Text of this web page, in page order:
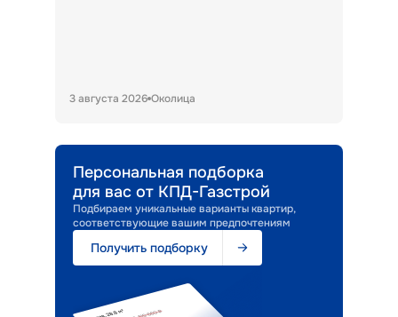
3 августа 2026 Околица
Персональная подборка
для вас от КПД-Газстрой
Подбираем уникальные варианты квартир,
соответствующие вашим предпочтениям
Получить подборку